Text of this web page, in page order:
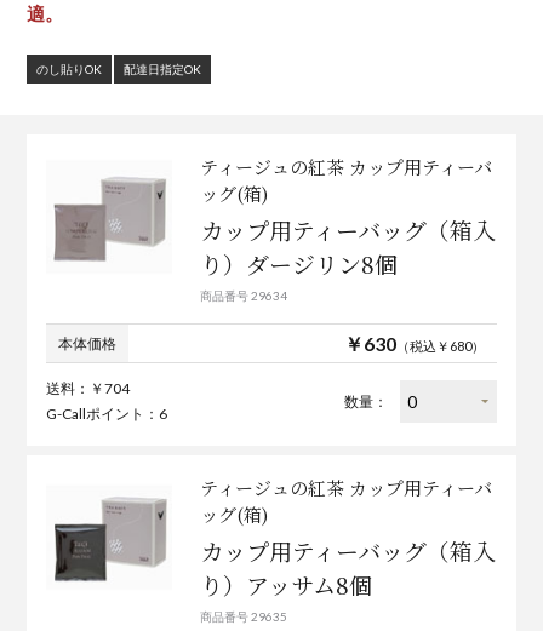
適。
のし貼りOK 配達日指定OK
ティージュの紅茶 カップ用ティーバ
ッグ(箱)
カップ用ティーバッグ（箱入
り）ダージリン8個
商品番号 29634
本体価格 ￥630（税込￥680）
送料：￥704
G-Callポイント：6
数量：
ティージュの紅茶 カップ用ティーバ
ッグ(箱)
カップ用ティーバッグ（箱入
り）アッサム8個
商品番号 29635